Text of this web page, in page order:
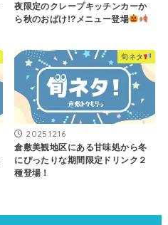
夜限定のクレープキッチンカーか
ら秋のおばけ!?メニュー登場
旬ネタ
2025.12.16
倉敷美観地区にある甘味処から冬
にぴったりな期間限定ドリンク２
種登場！